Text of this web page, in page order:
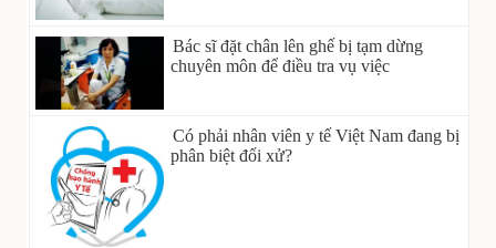
Bác sĩ đặt chân lên ghế bị tạm dừng
chuyên môn để điều tra vụ việc
Có phải nhân viên y tế Việt Nam đang bị
phân biệt đối xử?